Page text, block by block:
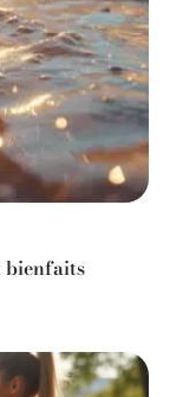
bienfaits